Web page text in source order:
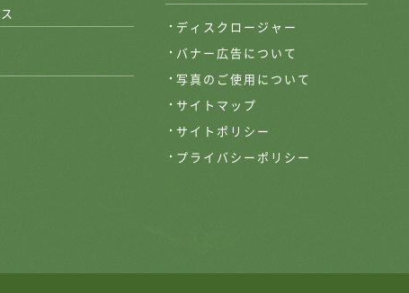
ディスクロージャー
バナー広告について
写真のご使用について
サイトマップ
サイトポリシー
プライバシーポリシー